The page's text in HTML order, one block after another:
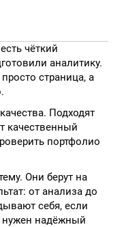
чёткий
аналитику.
страница, а
Подходят
качественный
портфолио
Они берут на
от анализа до
себя, если
нужен надёжный